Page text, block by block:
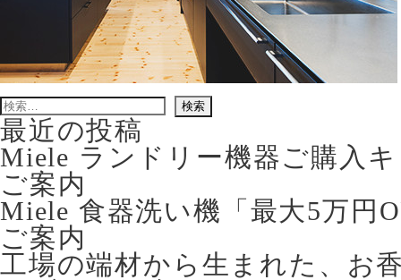
検
索:
最近の投稿
Miele ランドリー機器ご購入
ご案内
Miele 食器洗い機「最大5万円
ご案内
工場の端材から生まれた、お